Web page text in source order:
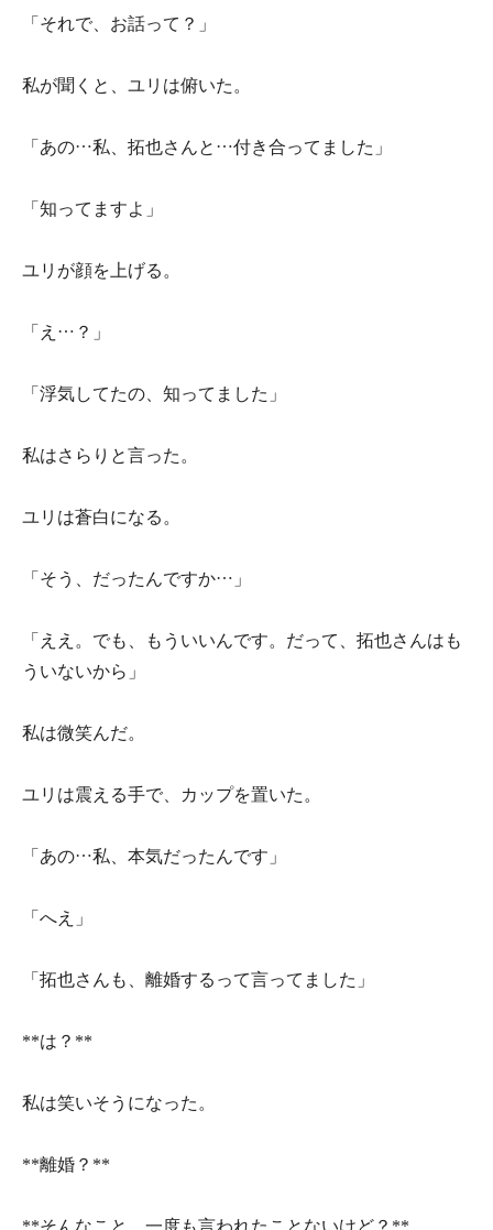
「それで、お話って？」
私が聞くと、ユリは俯いた。
「あの…私、拓也さんと…付き合ってました」
「知ってますよ」
ユリが顔を上げる。
「え…？」
「浮気してたの、知ってました」
私はさらりと言った。
ユリは蒼白になる。
「そう、だったんですか…」
「ええ。でも、もういいんです。だって、拓也さんはも
ういないから」
私は微笑んだ。
ユリは震える手で、カップを置いた。
「あの…私、本気だったんです」
「へえ」
「拓也さんも、離婚するって言ってました」
**は？**
私は笑いそうになった。
**離婚？**
**そんなこと、一度も言われたことないけど？**